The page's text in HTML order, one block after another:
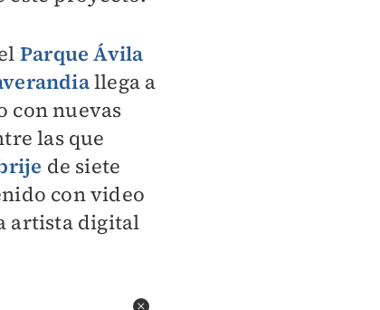
Parque Ávila
llega a
con nuevas
las que
de siete
con video
artista digital